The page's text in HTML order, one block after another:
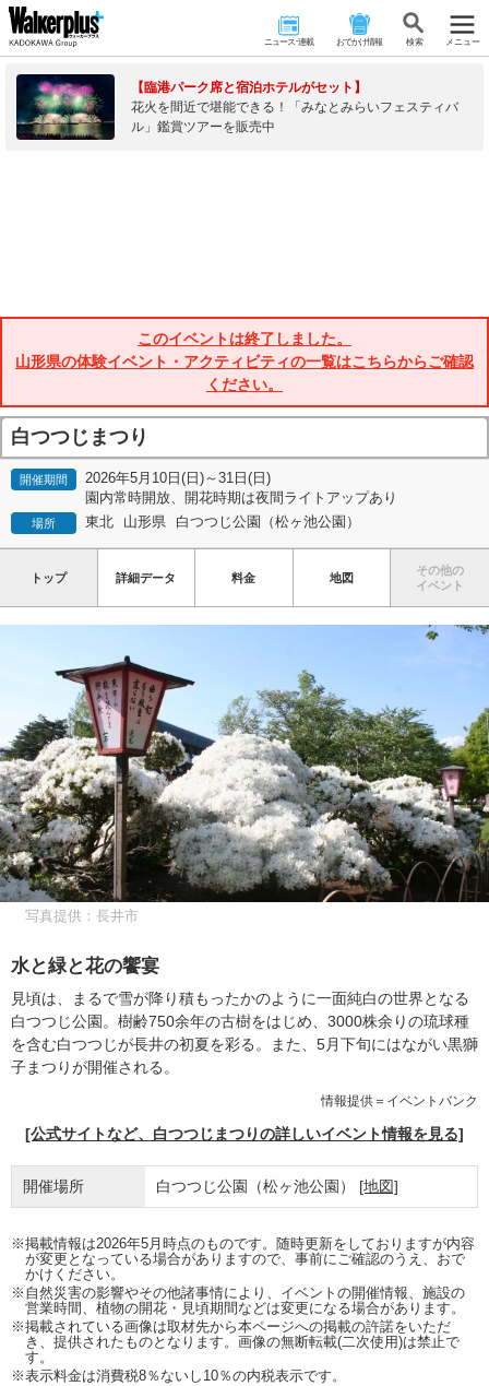
ニュース･連載 おでかけ情報 検 索 メニュー
【臨港パーク席と宿泊ホテルがセット】
花火を間近で堪能できる！「みなとみらいフェスティバ
ル」鑑賞ツアーを販売中
このイベントは終了しました。
山形県の体験イベント・アクティビティの一覧はこちらからご確認
ください。
白つつじまつり
開催期間
2026年5月10日(日)～31日(日)
園内常時開放、開花時期は夜間ライトアップあり
場所 東北 山形県 白つつじ公園（松ヶ池公園）
トップ 詳細データ 料金 地図
その他の
イベント
写真提供：長井市
水と緑と花の饗宴
見頃は、まるで雪が降り積もったかのように一面純白の世界となる
白つつじ公園。樹齢750余年の古樹をはじめ、3000株余りの琉球種
を含む白つつじが長井の初夏を彩る。また、5月下旬にはながい黒獅
子まつりが開催される。
情報提供＝イベントバンク
[公式サイトなど、白つつじまつりの詳しいイベント情報を見る]
開催場所 白つつじ公園（松ヶ池公園） [地図]
※掲載情報は2026年5月時点のものです。随時更新をしておりますが内容
が変更となっている場合がありますので、事前にご確認のうえ、おで
かけください。
※自然災害の影響やその他諸事情により、イベントの開催情報、施設の
営業時間、植物の開花・見頃期間などは変更になる場合があります。
※掲載されている画像は取材先から本ページへの掲載の許諾をいただ
き、提供されたものとなります。画像の無断転載(二次使用)は禁止で
す。
※表示料金は消費税8％ないし10％の内税表示です。